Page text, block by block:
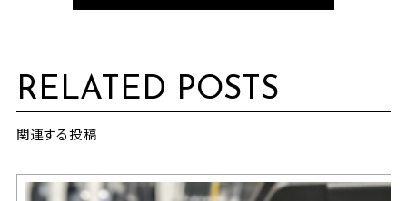
RELATED POSTS
関連する投稿